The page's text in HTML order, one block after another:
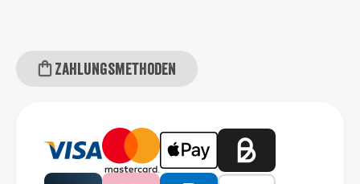
Zahlungsmethoden